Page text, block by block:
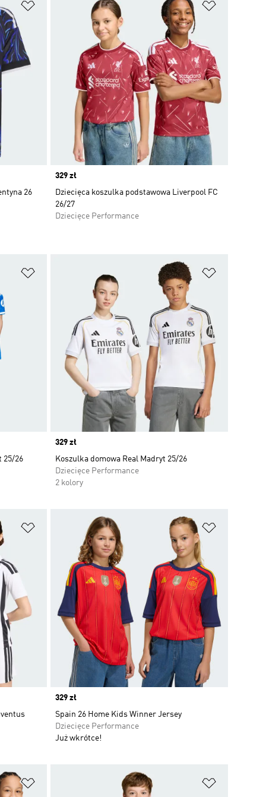
Dodaj do listy życzeń
26
Price
329 zł
Dziecięca koszulka podstawowa Liverpool FC
26/27
Dziecięce Performance
25/26
Price
329 zł
Koszulka domowa Real Madryt 25/26
Dziecięce Performance
2 kolory
Dodaj do listy życzeń
Price
329 zł
Spain 26 Home Kids Winner Jersey
Dziecięce Performance
Już wkrótce!
Dodaj do listy życzeń